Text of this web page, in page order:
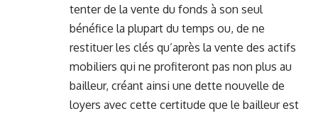
tenter de la vente du fonds à son seul
bénéfice la plupart du temps ou, de ne
restituer les clés qu’après la vente des actifs
mobiliers qui ne profiteront pas non plus au
bailleur, créant ainsi une dette nouvelle de
loyers avec cette certitude que le bailleur est